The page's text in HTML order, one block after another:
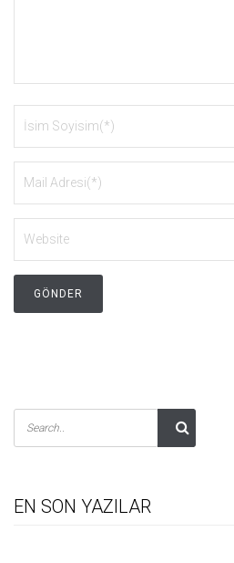
EN SON YAZILAR